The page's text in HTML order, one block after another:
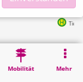
Mobilität Mehr
Tierpark in 81m